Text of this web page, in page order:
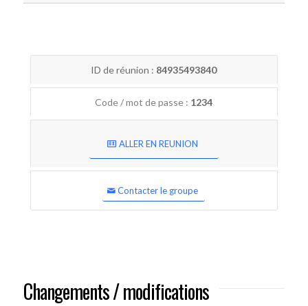
ID de réunion : 84935493840
Code / mot de passe : 1234
ALLER EN REUNION
Contacter le groupe
Changements / modifications